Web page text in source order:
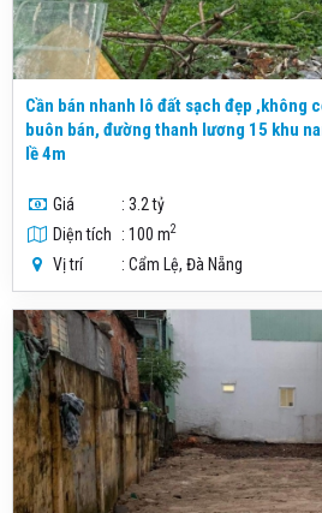
Cần bán nhanh lô đất sạch đẹp ,không
buôn bán, đường thanh lương 15 khu
lề 4m
Giá
: 3.2 tỷ
Diện tích
: 100 m2
Vị trí : Cẩm Lệ, Đà Nẵng